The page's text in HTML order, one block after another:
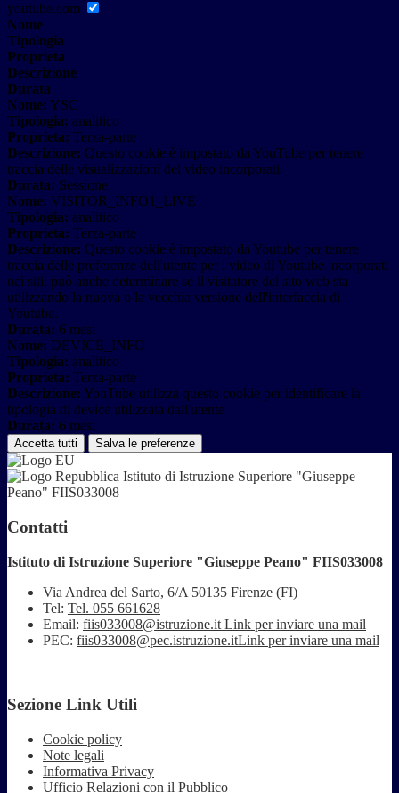
youtube.com
Nome
Tipologia
Proprieta
Descrizione
Durata
Nome: YSC
Tipologia: analitico
Proprieta: Terza-parte
Descrizione: Questo cookie è impostato da YouTube per tenere
traccia delle visualizzazioni dei video incorporati.
Durata: Sessione
Nome: VISITOR_INFO1_LIVE
Tipologia: analitico
Proprieta: Terza-parte
Descrizione: Questo cookie è impostato da Youtube per tenere
traccia delle preferenze dell'utente per i video di Youtube incorporati
nei siti; può anche determinare se il visitatore del sito web sta
utilizzando la nuova o la vecchia versione dell'interfaccia di
Youtube.
Durata: 6 mesi
Nome: DEVICE_INFO
Tipologia: analitico
Proprieta: Terza-parte
Descrizione: YouTube utilizza questo cookie per identificare la
tipologia di device utilizzata dall'utente
Durata: 6 mesi
Accetta tutti Salva le preferenze
Istituto di Istruzione Superiore "Giuseppe
Peano" FIIS033008
Contatti
Istituto di Istruzione Superiore "Giuseppe Peano" FIIS033008
Via Andrea del Sarto, 6/A 50135 Firenze (FI)
Tel: Tel. 055 661628
Email: fiis033008@istruzione.it Link per inviare una mail
PEC: fiis033008@pec.istruzione.itLink per inviare una mail
Sezione Link Utili
Cookie policy
Note legali
Informativa Privacy
Ufficio Relazioni con il Pubblico